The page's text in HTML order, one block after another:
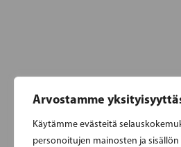
Arvostamme
Käytämme evästeitä
personoitujen mainosten ja sisällön